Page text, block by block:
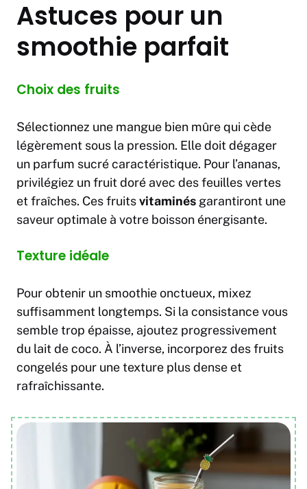
Astuces pour un
smoothie parfait
Choix des fruits
Sélectionnez une mangue bien mûre qui cède
légèrement sous la pression. Elle doit dégager
un parfum sucré caractéristique. Pour l’ananas,
privilégiez un fruit doré avec des feuilles vertes
et fraîches. Ces fruitsvitaminés garantiront une
saveur optimale à votre boisson énergisante.
Texture idéale
Pour obtenir un smoothie onctueux, mixez
suffisamment longtemps. Si la consistance vous
semble trop épaisse, ajoutez progressivement
du lait de coco. À l’inverse, incorporez des fruits
congelés pour une texture plus dense et
rafraîchissante.